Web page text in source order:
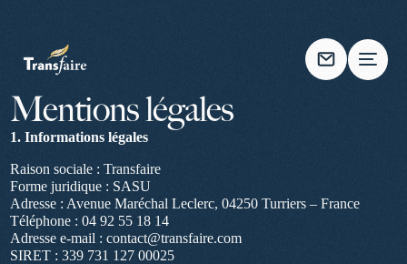
Mentions légales
1. Informations légales
Raison sociale : Transfaire
Forme juridique : SASU
Adresse : Avenue Maréchal Leclerc, 04250 Turriers – France
Téléphone : 04 92 55 18 14
Adresse e-mail : contact@transfaire.com
SIRET : 339 731 127 00025